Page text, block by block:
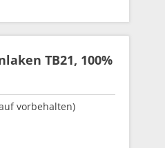
TB21, 100%
vorbehalten)